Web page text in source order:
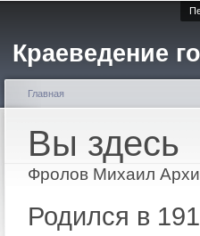
Краеведение
Вы здесь
Главная
Фролов Михаил
Родился в